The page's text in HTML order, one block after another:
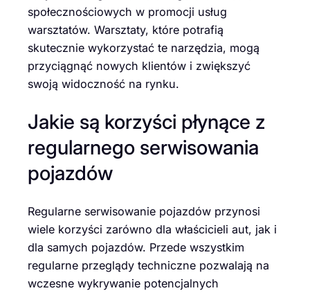
społecznościowych w promocji usług
warsztatów. Warsztaty, które potrafią
skutecznie wykorzystać te narzędzia, mogą
przyciągnąć nowych klientów i zwiększyć
swoją widoczność na rynku.
Jakie są korzyści płynące z
regularnego serwisowania
pojazdów
Regularne serwisowanie pojazdów przynosi
wiele korzyści zarówno dla właścicieli aut, jak i
dla samych pojazdów. Przede wszystkim
regularne przeglądy techniczne pozwalają na
wczesne wykrywanie potencjalnych